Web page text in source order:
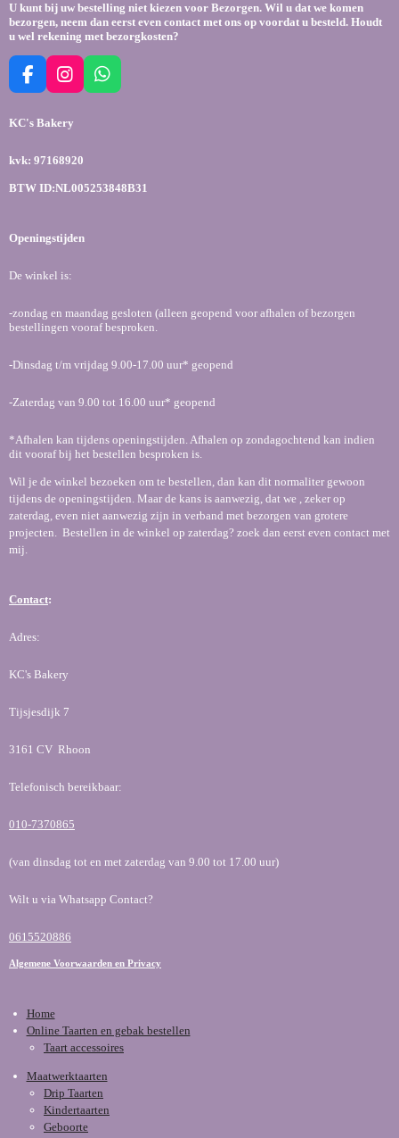
U kunt bij uw bestelling niet kiezen voor Bezorgen. Wil u dat we komen
bezorgen, neem dan eerst even contact met ons op voordat u besteld. Houdt
u wel rekening met bezorgkosten?
F
c
o
o
I
g
r
W
p
KC's Bakery
kvk: 97168920
BTW ID:NL005253848B31
Openingstijden
De winkel is:
-zondag en maandag gesloten (alleen geopend voor afhalen of bezorgen
bestellingen vooraf besproken.
-Dinsdag t/m vrijdag 9.00-17.00 uur* geopend
-Zaterdag van 9.00 tot 16.00 uur* geopend
*Afhalen kan tijdens openingstijden. Afhalen op zondagochtend kan indien
dit vooraf bij het bestellen besproken is.
Wil je de winkel bezoeken om te bestellen, dan kan dit normaliter gewoon
tijdens de openingstijden. Maar de kans is aanwezig, dat we , zeker op
zaterdag, even niet aanwezig zijn in verband met bezorgen van grotere
projecten. Bestellen in de winkel op zaterdag? zoek dan eerst even contact met
mij.
Contact:
Adres:
KC's Bakery
Tijsjesdijk 7
3161 CV Rhoon
Telefonisch bereikbaar:
010-7370865
(van dinsdag tot en met zaterdag van 9.00 tot 17.00 uur)
Wilt u via Whatsapp Contact?
0615520886
Algemene Voorwaarden en Privacy
Home
Online Taarten en gebak bestellen
Taart accessoires
Maatwerktaarten
Drip Taarten
Kindertaarten
Geboorte